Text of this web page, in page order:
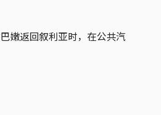
嫩返回叙利亚时，在公共汽